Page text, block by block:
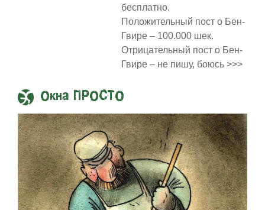
бесплатно.
Положительный пост о Бен-
Гвире – 100.000 шек.
Отрицательный пост о Бен-
Гвире – не пишу, боюсь >>>
Окна ПРОСТО